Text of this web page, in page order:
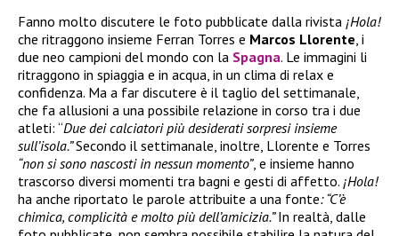
Fanno molto discutere le foto pubblicate dalla rivista ¡Hola!
che ritraggono insieme Ferran Torres e Marcos Llorente, i
due neo campioni del mondo con la Spagna. Le immagini li
ritraggono in spiaggia e in acqua, in un clima di relax e
confidenza. Ma a far discutere è il taglio del settimanale,
che fa allusioni a una possibile relazione in corso tra i due
atleti: “Due dei calciatori più desiderati sorpresi insieme
sull’isola.”Secondo il settimanale, inoltre, Llorente e Torres
“non si sono nascosti in nessun momento”, e insieme hanno
trascorso diversi momenti tra bagni e gesti di affetto. ¡Hola!
ha anche riportato le parole attribuite a una fonte: “C’è
chimica, complicità e molto più dell’amicizia.”In realtà, dalle